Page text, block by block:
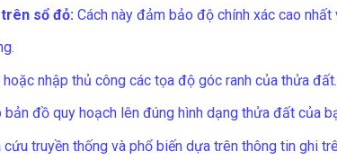
sổ đỏ: Cách này đảm bảo độ chính xác cao
nhập thủ công các tọa độ góc ranh của thửa đất.
đồ quy hoạch lên đúng hình dạng thửa đất của
truyền thống và phổ biến dựa trên thông tin ghi